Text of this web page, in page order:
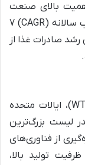
بالای صنعت
غذا در تجارت جهانی است و از نرخ رشد مرکب سالانه (CAGR) 7
دارد. این رشد صادرات غذا از
بر اساس گزارش سازمان تجارت جهانی (WTO)، ایالات متحده
در صدر لیست بزرگ‌ترین
از فناوری‌های
تولید بالا،